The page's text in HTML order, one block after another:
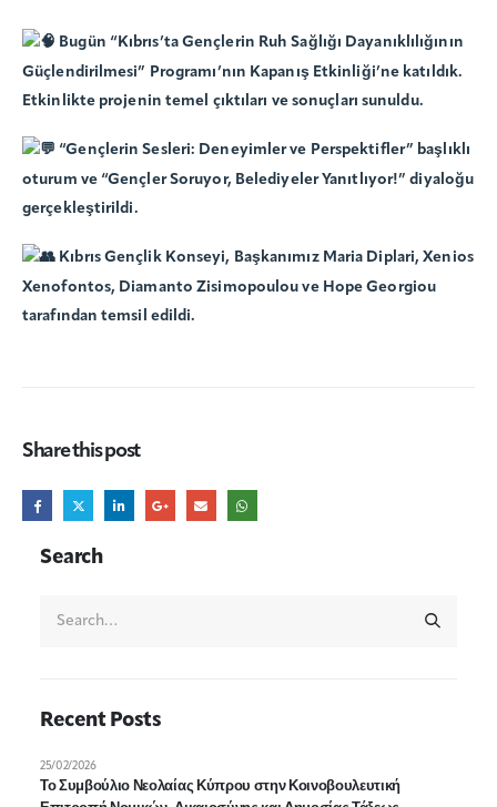
Bugün “Kıbrıs’ta Gençlerin Ruh Sağlığı Dayanıklılığının
Güçlendirilmesi” Programı’nın Kapanış Etkinliği’ne katıldık.
Etkinlikte projenin temel çıktıları ve sonuçları sunuldu.
“Gençlerin Sesleri: Deneyimler ve Perspektifler” başlıklı
oturum ve “Gençler Soruyor, Belediyeler Yanıtlıyor!” diyaloğu
gerçekleştirildi.
Kıbrıs Gençlik Konseyi, Başkanımız Maria Diplari, Xenios
Xenofontos, Diamanto Zisimopoulou ve Hope Georgiou
tarafından temsil edildi.
Share this post
Search
Recent Posts
Το Συμβούλιο Νεολαίας Κύπρου στην Κοινοβουλευτική
25/02/2026